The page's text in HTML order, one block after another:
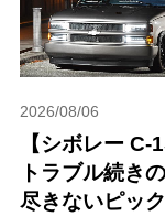
2026/08/06
【シボレー C-
トラブル続き
尽きないピッ